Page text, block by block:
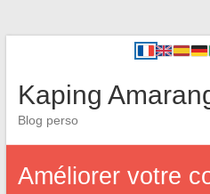
Kaping
Blog perso
Améliorer votre